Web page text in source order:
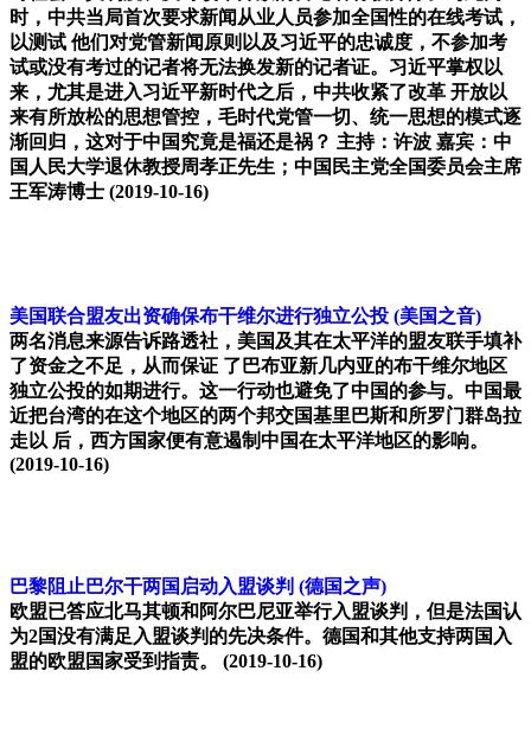
时，中共当局首次要求新闻从业人员参加全国性的在线考试，
以测试 他们对党管新闻原则以及习近平的忠诚度，不参加考
试或没有考过的记者将无法换发新的记者证。习近平掌权以
来，尤其是进入习近平新时代之后，中共收紧了改革 开放以
来有所放松的思想管控，毛时代党管一切、统一思想的模式逐
渐回归，这对于中国究竟是福还是祸？ 主持：许波 嘉宾：中
国人民大学退休教授周孝正先生；中国民主党全国委员会主席
王军涛博士 (2019-10-16)
美国联合盟友出资确保布干维尔进行独立公投 (美国之音)
两名消息来源告诉路透社，美国及其在太平洋的盟友联手填补
了资金之不足，从而保证 了巴布亚新几内亚的布干维尔地区
独立公投的如期进行。这一行动也避免了中国的参与。中国最
近把台湾的在这个地区的两个邦交国基里巴斯和所罗门群岛拉
走以 后，西方国家便有意遏制中国在太平洋地区的影响。
(2019-10-16)
巴黎阻止巴尔干两国启动入盟谈判 (德国之声)
欧盟已答应北马其顿和阿尔巴尼亚举行入盟谈判，但是法国认
为2国没有满足入盟谈判的先决条件。德国和其他支持两国入
盟的欧盟国家受到指责。
(2019-10-16)